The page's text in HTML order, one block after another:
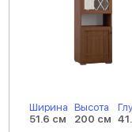
Ширина
51.6 см
Высота
200 см